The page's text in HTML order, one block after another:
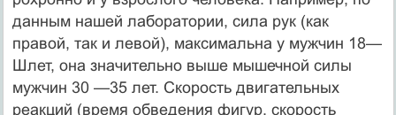
данным нашей лаборатории, сила рук (как
правой, так и левой), максимальна у мужчин 18—
Шлет, она значительно выше мышечной силы
мужчин 30 —35 лет. Скорость двигательных
реакций (время обведения фигур, скорость